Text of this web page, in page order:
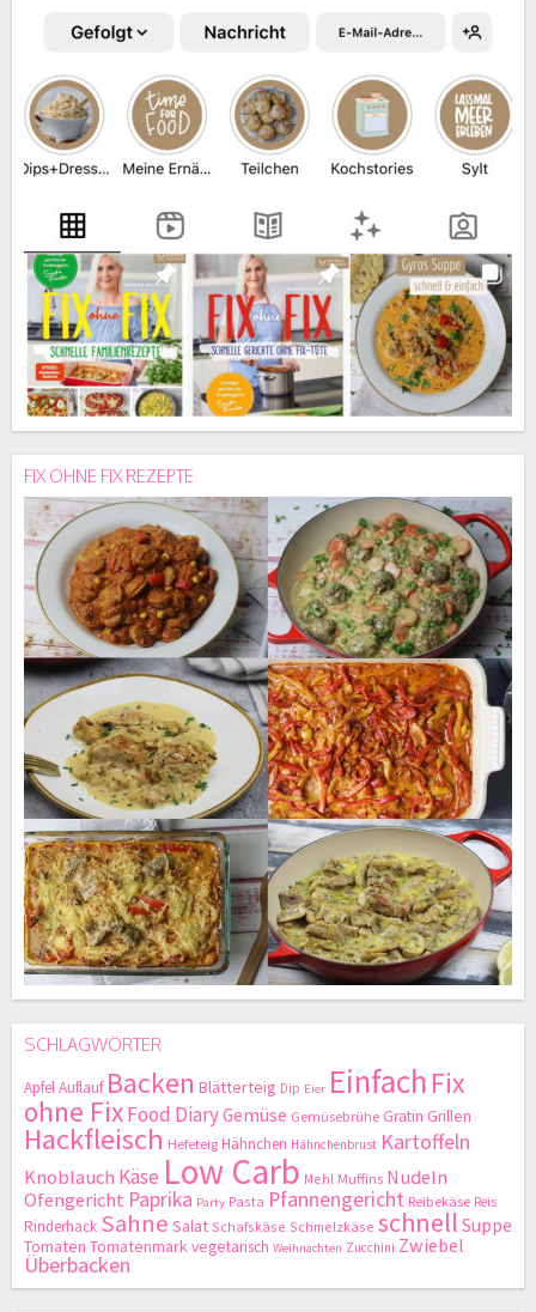
FIX OHNE FIX REZEPTE
SCHLAGWÖRTER
ApfelAuflauf Backen Blätterteig Dip Eier Einfach Fix
ohne FixFood DiaryGemüse Gemüsebrühe Gratin Grillen
Hackfleisch Hefeteig Hähnchen Hähnchenbrust Kartoffeln
Knoblauch Käse Low Carb Mehl Muffins Nudeln
Ofengericht Paprika Party Pasta Pfannengericht Reibekäse Reis
Rinderhack Sahne Salat Schafskäse Schmelzkäse schnell Suppe
Tomaten Tomatenmark vegetarisch Weihnachten Zucchini Zwiebel
Überbacken